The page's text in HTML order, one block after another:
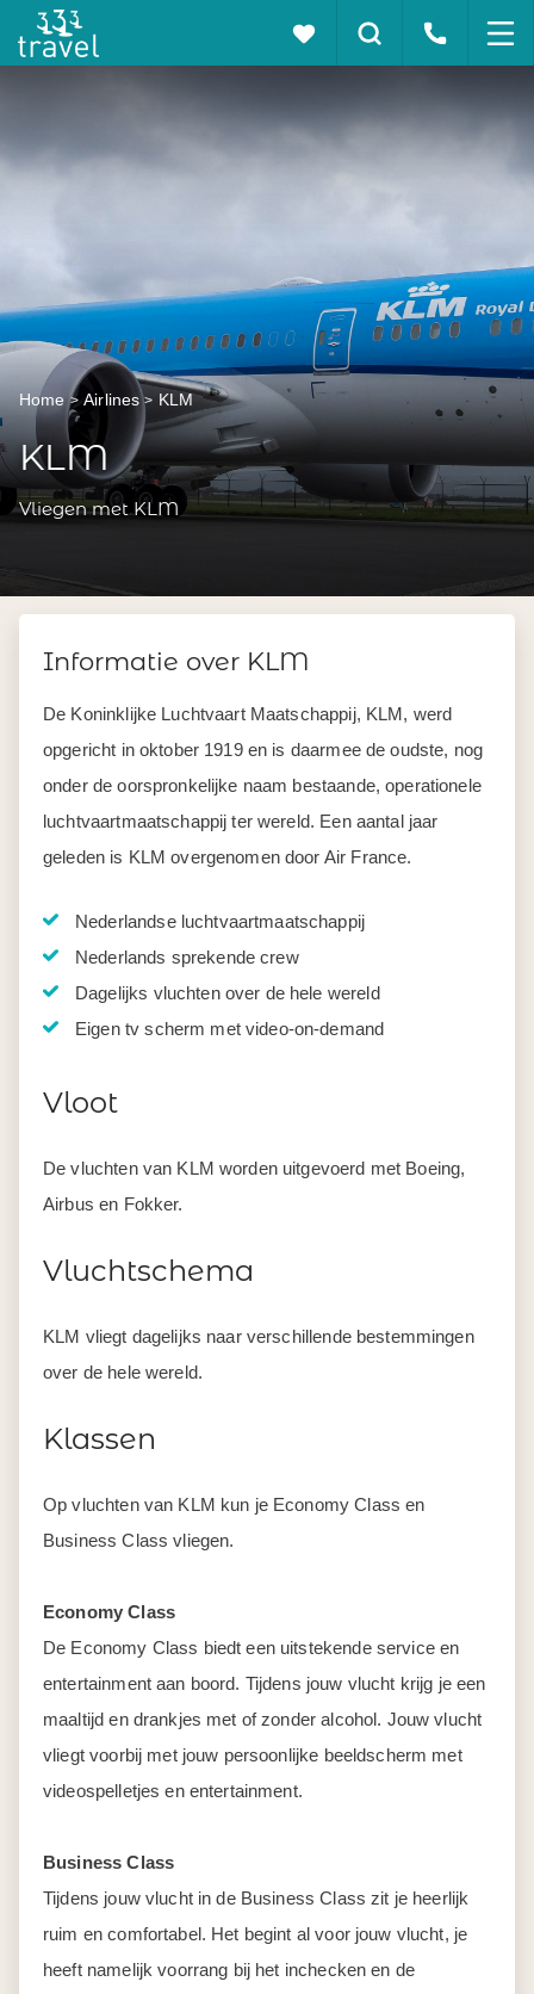
Home Airlines KLM
KLM
Vliegen met KLM
Informatie over KLM
De Koninklijke Luchtvaart Maatschappij, KLM, werd
opgericht in oktober 1919 en is daarmee de oudste, nog
onder de oorspronkelijke naam bestaande, operationele
luchtvaartmaatschappij ter wereld. Een aantal jaar
geleden is KLM overgenomen door Air France.
Nederlandse luchtvaartmaatschappij
Nederlands sprekende crew
Dagelijks vluchten over de hele wereld
Eigen tv scherm met video-on-demand
Vloot
De vluchten van KLM worden uitgevoerd met Boeing,
Airbus en Fokker.
Vluchtschema
KLM vliegt dagelijks naar verschillende bestemmingen
over de hele wereld.
Klassen
Op vluchten van KLM kun je Economy Class en
Business Class vliegen.
Economy Class
De Economy Class biedt een uitstekende service en
entertainment aan boord. Tijdens jouw vlucht krijg je een
maaltijd en drankjes met of zonder alcohol. Jouw vlucht
vliegt voorbij met jouw persoonlijke beeldscherm met
videospelletjes en entertainment.
Business Class
Tijdens jouw vlucht in de Business Class zit je heerlijk
ruim en comfortabel. Het begint al voor jouw vlucht, je
heeft namelijk voorrang bij het inchecken en de